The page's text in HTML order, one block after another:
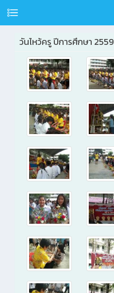
วันไหว้ครู ปีการศึกษา 2559